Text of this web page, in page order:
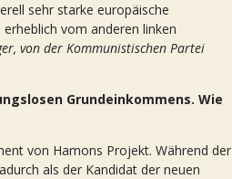
sehr starke europäische
vom anderen linken
von der Kommunistischen Partei
Grundeinkommens. Wie
von Hamons Projekt. Während der
als der Kandidat der neuen